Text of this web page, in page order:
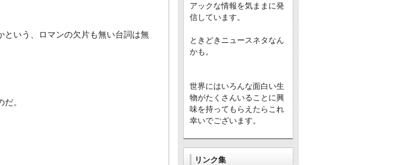
いう、ロマンの欠片も無い台詞は無
。
アックな情報を気ままに発
信しています。
ときどきニュースネタなん
かも。
世界にはいろんな面白い生
物がたくさんいることに興
味を持ってもらえたらこれ
幸いでございます。
リンク集